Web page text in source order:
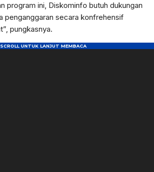
program ini, Diskominfo butuh dukungan
penganggaran secara konfrehensif
pungkasnya.